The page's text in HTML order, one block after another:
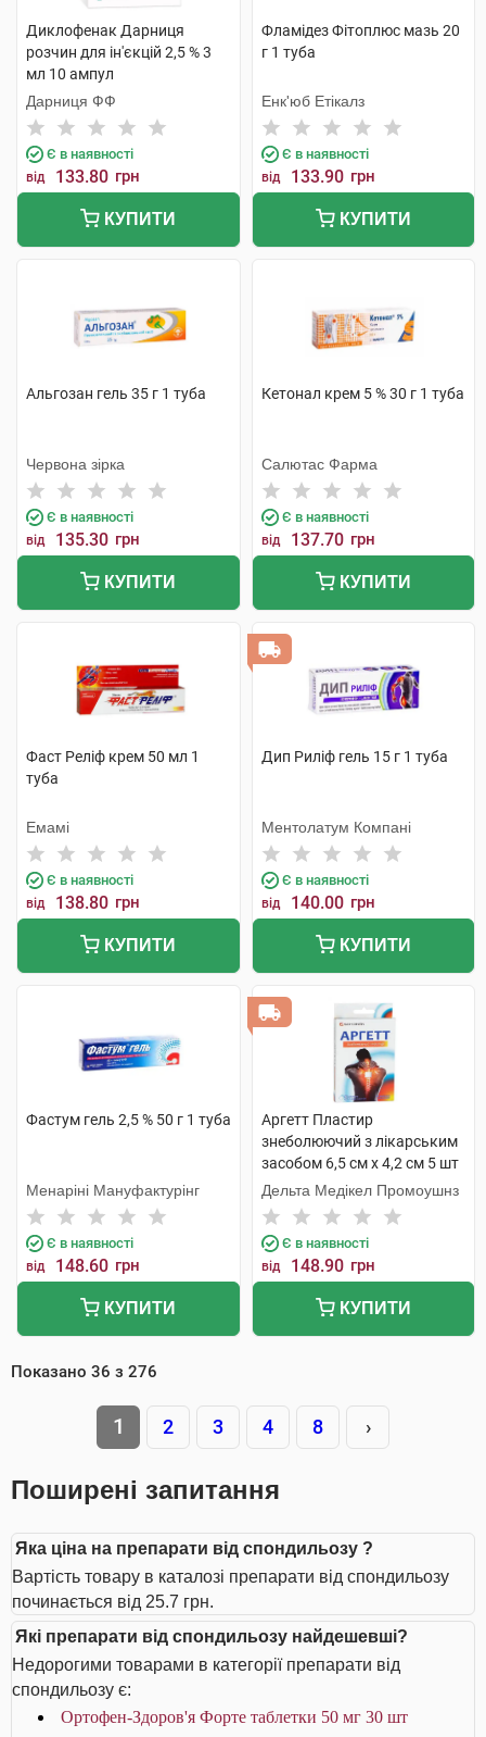
Диклофенак Дарниця
розчин для ін'єкцій 2,5 % 3
мл 10 ампул
Дарниця ФФ
Є в наявності
від 133.80 грн
КУПИТИ
Фламідез Фітоплюс мазь 20
г 1 туба
Енк'юб Етікалз
Є в наявності
від 133.90 грн
КУПИТИ
Альгозан гель 35 г 1 туба
Червона зірка
Є в наявності
від 135.30 грн
КУПИТИ
Кетонал крем 5 % 30 г 1 туба
Салютас Фарма
Є в наявності
від 137.70 грн
КУПИТИ
Фаст Реліф крем 50 мл 1
туба
Емамі
Є в наявності
від 138.80 грн
КУПИТИ
Дип Риліф гель 15 г 1 туба
Ментолатум Компані
Є в наявності
від 140.00 грн
КУПИТИ
Фастум гель 2,5 % 50 г 1 туба
Менаріні Мануфактурінг
Є в наявності
від 148.60 грн
КУПИТИ
Аргетт Пластир
знеболюючий з лікарським
засобом 6,5 см х 4,2 см 5 шт
Дельта Медікел Промоушнз
Є в наявності
від 148.90 грн
КУПИТИ
Показано 36 з 276
1 2 3 4 8 ›
Поширені запитання
Яка ціна на препарати від спондильозу ?
Вартість товару в каталозі препарати від спондильозу
починається від 25.7 грн.
Які препарати від спондильозу найдешевші?
Недорогими товарами в категорії препарати від
спондильозу є:
Ортофен-Здоров'я Форте таблетки 50 мг 30 шт